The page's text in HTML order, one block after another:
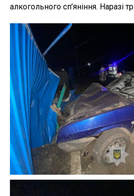
алкогольного сп’яніння. Наразі